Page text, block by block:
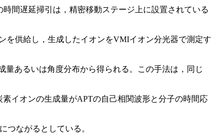
間遅延掃引は，精密移動ステージ上に設置されている
を供給し，生成したイオンをVMIイオン分光器で測定す
あるいは角度分布から得られる。この手法は，同じ
イオンの生成量がAPTの自己相関波形と分子の時間応
つながるとしている。